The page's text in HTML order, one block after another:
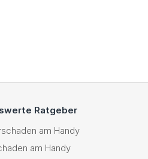
Ratgeber
am Handy
am Handy